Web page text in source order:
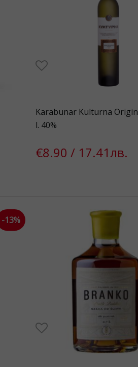
Karabunar Kulturna
l. 40%
€8.90 / 17.41лв.
-13%